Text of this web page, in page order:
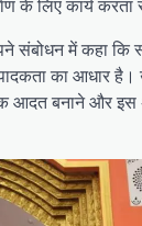
के लिए कार्य करता
संबोधन में कहा कि
का आधार है।
आदत बनाने और इस